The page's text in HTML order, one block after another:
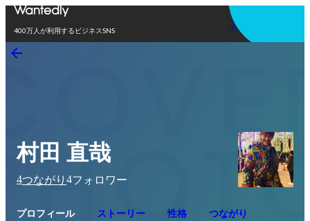
400万人が利用するビジネスSNS
アプリを使う
村田 直哉
4つながり 4フォロワー
プロフィール ストーリー 性格 つながり